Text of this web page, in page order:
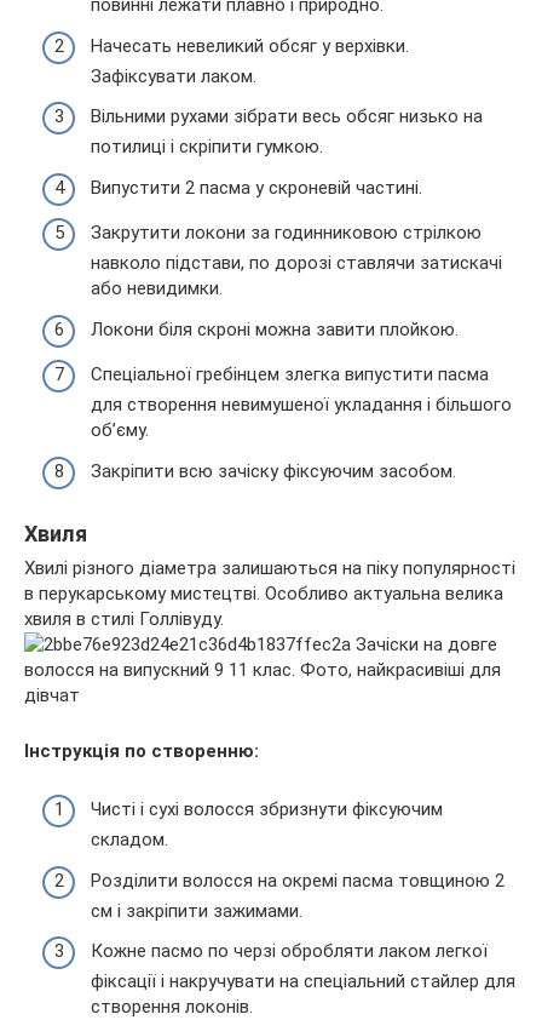
повинні лежати плавно і природно.
Начесать невеликий обсяг у верхівки.
Зафіксувати лаком.
Вільними рухами зібрати весь обсяг низько на
потилиці і скріпити гумкою.
Випустити 2 пасма у скроневій частині.
Закрутити локони за годинниковою стрілкою
навколо підстави, по дорозі ставлячи затискачі
або невидимки.
Локони біля скроні можна завити плойкою.
Спеціальної гребінцем злегка випустити пасма
для створення невимушеної укладання і більшого
об’єму.
Закріпити всю зачіску фіксуючим засобом.
Хвиля
Хвилі різного діаметра залишаються на піку популярності
в перукарському мистецтві. Особливо актуальна велика
хвиля в стилі Голлівуду.
Інструкція по створенню:
Чисті і сухі волосся збризнути фіксуючим
складом.
Розділити волосся на окремі пасма товщиною 2
см і закріпити зажимами.
Кожне пасмо по черзі обробляти лаком легкої
фіксації і накручувати на спеціальний стайлер для
створення локонів.